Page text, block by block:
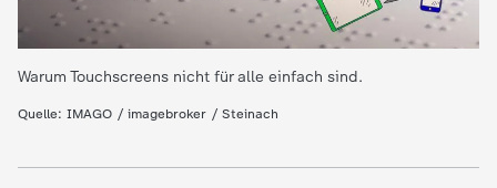
d
eWarum Touchscreens nicht für alle einfach sind.
Quelle: IMAGO / imagebroker / Steinach